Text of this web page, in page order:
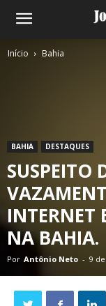
Início Bahia
BAHIA DESTAQUES
SUSPEITO
INTERNET
NA BAHIA.
Por Antônio Neto - 9